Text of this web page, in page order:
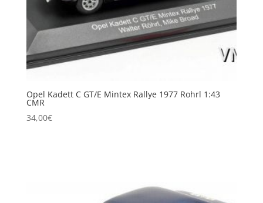
Opel Kadett C GT/E Mintex Rallye 1977 Rohrl 1:43
CMR
34,00€